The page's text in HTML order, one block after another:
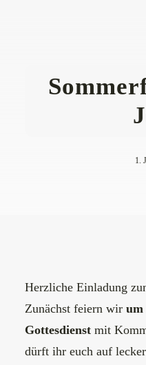
1.
Herzliche Einladung
Zunächst feiern wir um
Gottesdienst mit
dürft ihr euch auf